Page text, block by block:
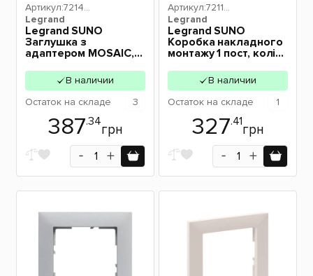
Legrand
Артикул:72144
3
Legrand SUNO
Заглушка з
адаптером MOSAIC,
В наличии
Остаток на складе 3
387.34
грн
Legrand
Артикул:72119
4
Legrand SUNO
Коробка накладного
монтажу 1 пост, колір
В наличии
Остаток на складе 1
327.41
грн